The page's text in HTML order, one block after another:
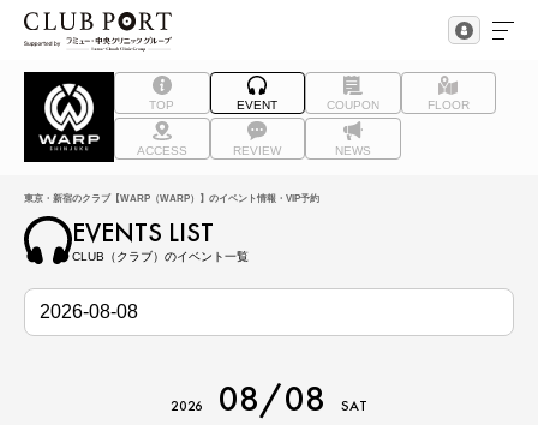
TOP EVENT COUPON FLOOR
ACCESS REVIEW NEWS
東京・新宿のクラブ【WARP（WARP）】のイベント情報・VIP予約
EVENTS LIST
CLUB（クラブ）のイベント一覧
2026 08/08 SAT